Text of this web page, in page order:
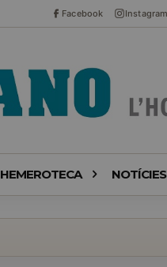
Facebook Instagram
HEMEROTECA